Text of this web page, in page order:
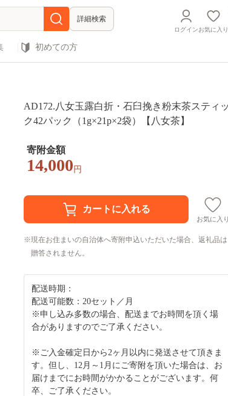
詳細検索
ログインお気に入り
初めての方
AD172.八女玉露白折・石臼挽き粉末茶スティッ
ク42パック（1g×21p×2袋）【八女茶】
寄附金額
14,000 円
お気に入り
現在お住まいの自治体へ寄附申込いただいた場合、返礼品は
贈答されません。
配送時期：
配送可能数：20セット／月
※申し込み多数の場合、配送までお時間を頂く場
合がありますのでご了承ください。
※ご入金確定日から2ヶ月以内に発送させて頂きま
す。但し、12月～1月にご寄附を頂いた場合は、お
届けまでにお時間がかかることがございます。何
卒、ご了承ください。